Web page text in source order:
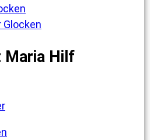
Glocken
Maria Hilf